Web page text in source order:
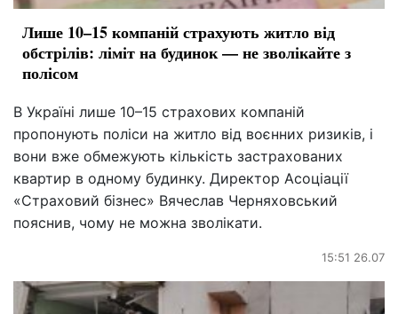
Лише 10–15 компаній страхують житло від
обстрілів: ліміт на будинок — не зволікайте з
полісом
В Україні лише 10–15 страхових компаній
пропонують поліси на житло від воєнних ризиків, і
вони вже обмежують кількість застрахованих
квартир в одному будинку. Директор Асоціації
«Страховий бізнес» Вячеслав Черняховський
пояснив, чому не можна зволікати.
15:51 26.07